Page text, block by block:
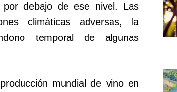
debajo de ese nivel. Las
climáticas adversas, la
temporal de algunas
mundial de vino en